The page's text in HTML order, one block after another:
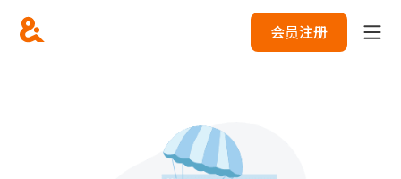
会员注册